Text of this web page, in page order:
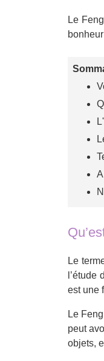
Le
Le
est une
Le
peut
objets,